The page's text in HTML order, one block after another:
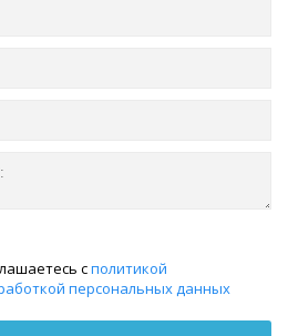
сполитикой
персональных данных